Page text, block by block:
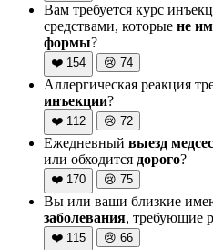
Вам требуется курс
средствами, которые не
формы?
❤️ 154 😢 74
Аллергическая реакция
инъекции?
❤️ 112 😢 72
Ежедневный выезд
или обходится дорого?
❤️ 170 😢 75
Вы или ваши близкие
заболевания, требующие
❤️ 115 😢 66